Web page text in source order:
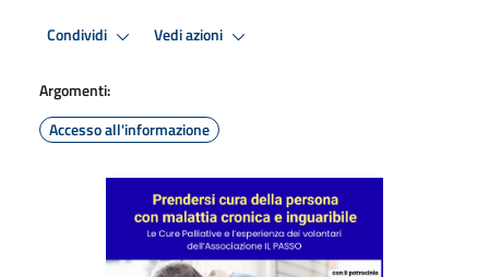
Condividi Vedi azioni
Argomenti:
Accesso all'informazione